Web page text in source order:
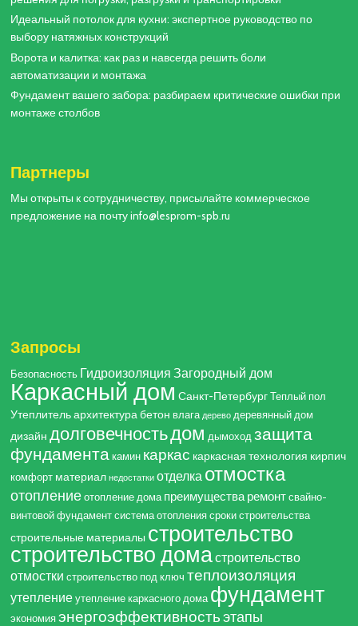
Идеальный потолок для кухни: экспертное руководство по
выбору натяжных конструкций
Ворота и калитка: как раз и навсегда решить боли
автоматизации и монтажа
Фундамент вашего забора: разбираем критические ошибки при
монтаже столбов
Партнеры
Мы открыты к сотрудничеству, присылайте коммерческое
предложение на почту info@lesprom-spb.ru
Запросы
Безопасность Гидроизоляция Загородный дом
Каркасный дом Санкт-Петербург Теплый пол
Утеплительархитектурабетон влага дерево деревянный дом
дизайн долговечностьдом дымоход защита
фундамента камин каркас каркасная технология кирпич
комфорт материал недостатки отделка отмостка
отопление отопление дома преимуществаремонт свайно-
винтовой фундамент система отопления сроки строительства
строительные материалы строительство
строительство домастроительство
отмостки строительство под ключ теплоизоляция
утепление утепление каркасного дома фундамент
экономия энергоэффективность этапы